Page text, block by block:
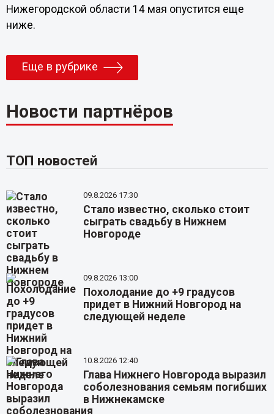
Нижегородской области 14 мая опустится еще
ниже.
Еще в рубрике
Новости партнёров
ТОП новостей
09.8.2026 17:30
Стало известно, сколько стоит
сыграть свадьбу в Нижнем
Новгороде
09.8.2026 13:00
Похолодание до +9 градусов
придет в Нижний Новгород на
следующей неделе
10.8.2026 12:40
Глава Нижнего Новгорода выразил
соболезнования семьям погибших
в Нижнекамске